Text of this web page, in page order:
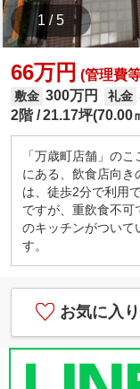
1 / 5
66万円 (管理費
敷金 300万円 礼金
2階 21.17坪(70.00
「万歳町店舗」の
にある、飲食店向き
は、徒歩2分で利用
ですが、重飲食不可
のキッチンがついて
す。
お気に入